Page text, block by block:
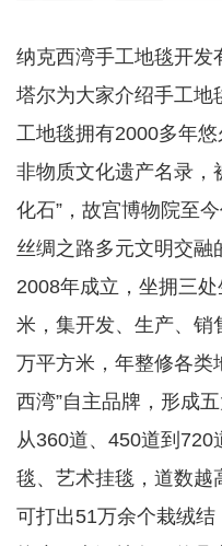
纳克西湾手工地毯开发
塔尔为大家介绍手工地
工地毯拥有2000多年
非物质文化遗产名录，
化石”，故宫博物院至
丝绸之路多元文明交融
2008年成立，坐拥三
米，集开发、生产、销
万平方米，年整修各类
西湾”自主品牌，形成
从360道、450道到
毯、艺术挂毯，道数越
可打出51万余个栽绒